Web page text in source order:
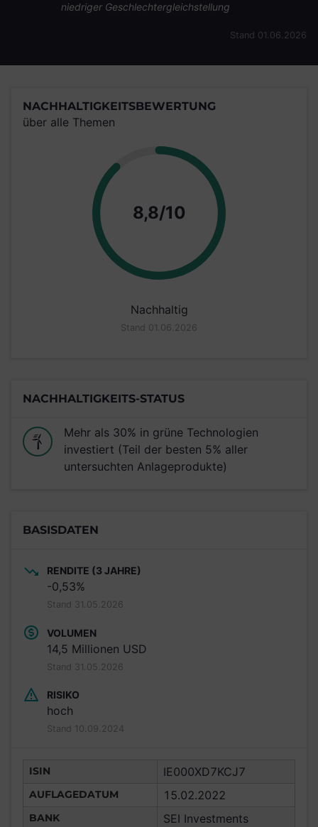
niedriger Geschlechtergleichstellung
Stand 01.06.2026
NACHHALTIGKEITSBEWERTUNG
über alle Themen
8,8/10 Punkte
Nachhaltig
Stand 01.06.2026
NACHHALTIGKEITS-STATUS
Mehr als 30% in grüne Technologien
investiert (Teil der besten 5% aller
untersuchten Anlageprodukte)
BASISDATEN
RENDITE (3 JAHRE)
-0,53%
Stand 31.05.2026
VOLUMEN
14,5 Millionen USD
Stand 31.05.2026
RISIKO
hoch
Stand 10.09.2024
ISIN IE000XD7KCJ7
AUFLAGEDATUM 15.02.2022
BANK SEI Investments